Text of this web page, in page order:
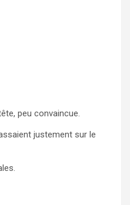
peu convaincue.
justement sur le